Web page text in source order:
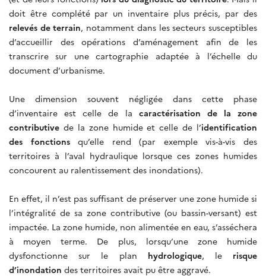
doit être complété par un inventaire plus précis, par des
relevés de terrain, notamment dans les secteurs susceptibles
d’accueillir des opérations d’aménagement afin de les
transcrire sur une cartographie adaptée à l’échelle du
document d’urbanisme.
Une dimension souvent négligée dans cette phase
d’inventaire est celle de la caractérisation de la zone
contributive de la zone humide et celle de l’identification
des fonctionsqu’elle rend (par exemple vis-à-vis des
territoires à l’aval hydraulique lorsque ces zones humides
concourent au ralentissement des inondations).
En effet, il n’est pas suffisant de préserver une zone humide si
l’intégralité de sa zone contributive (ou bassin-versant) est
impactée. La zone humide, non alimentée en eau, s’asséchera
à moyen terme. De plus, lorsqu’une zone humide
dysfonctionne sur le plan hydrologique, le risque
d’inondation des territoires avait pu être aggravé.